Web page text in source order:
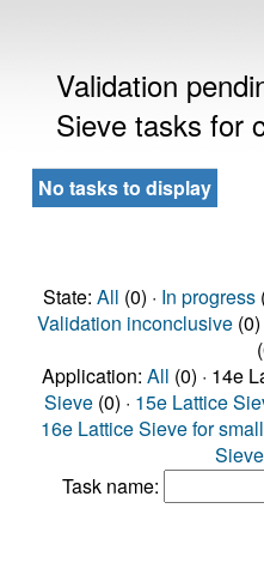
Validation
Sieve tasks for
No tasks to display
State: All (0) · In progress
Validation inconclusive(0)
Application: All (0) · 14e
Sieve (0) · 15e Lattice
16e Lattice Sieve for
Task name: